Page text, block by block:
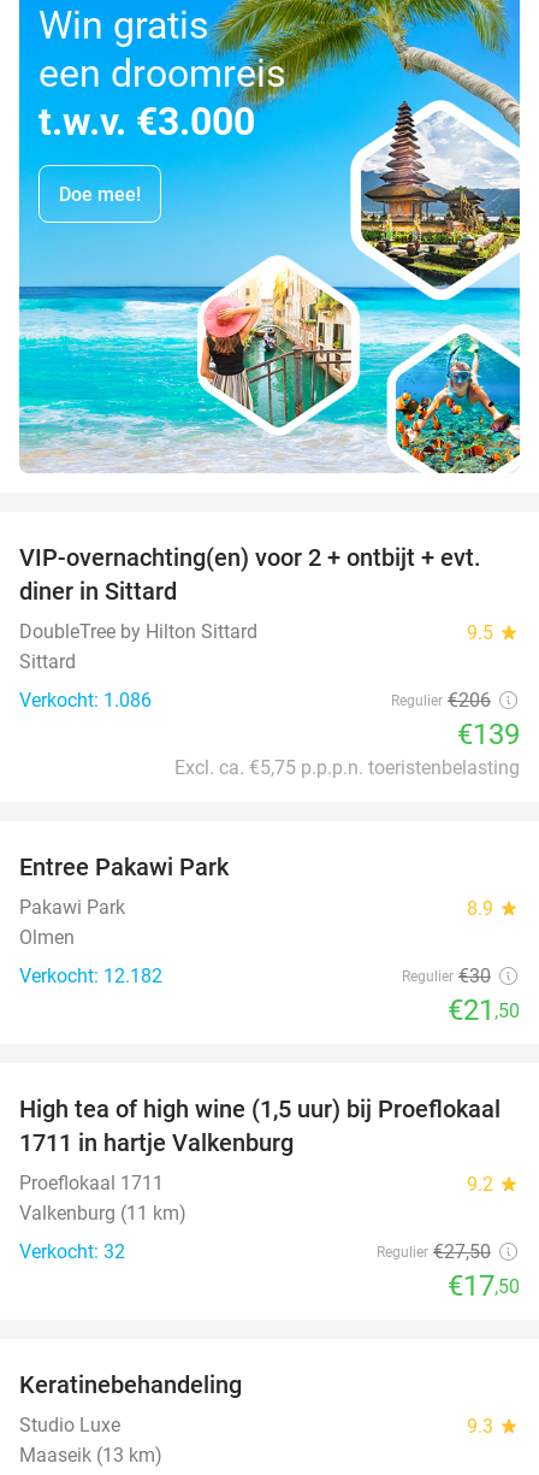
Win gratis
een droomreis
t.w.v. €3.000
Doe mee!
33%
VIP-overnachting(en) voor 2 + ontbijt + evt.
diner in Sittard
DoubleTree by Hilton Sittard 9.5 star
Sittard
Verkocht: 1.086
Regulier €206
€139
Excl. ca. €5,75 p.p.p.n. toeristenbelasting
Entree Pakawi Park
Pakawi Park 8.9 star
Olmen
Verkocht: 12.182
Regulier €30
€21 ,50
36%
High tea of high wine (1,5 uur) bij Proeflokaal
1711 in hartje Valkenburg
Proeflokaal 1711 9.2 star
Valkenburg (11 km)
Verkocht: 32
Regulier €27,50
€17,50
Keratinebehandeling
Studio Luxe 9.3 star
Maaseik (13 km)